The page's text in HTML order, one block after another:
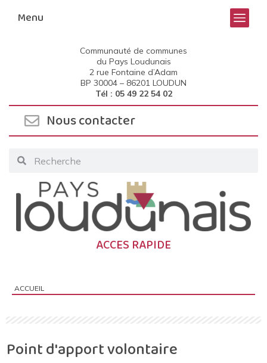
Menu
Communauté de communes
du Pays Loudunais
2 rue Fontaine d’Adam
BP 30004 – 86201 LOUDUN
Tél : 05 49 22 54 02
Nous contacter
ACCES RAPIDE
Vous êtes ici :
ACCUEIL
Point d'apport volontaire